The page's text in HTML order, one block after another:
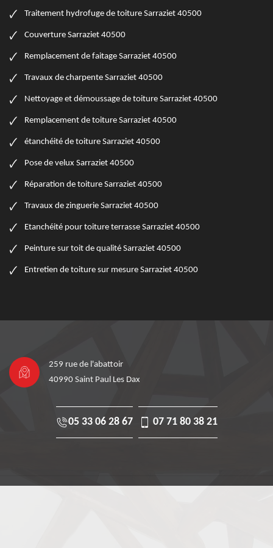
Traitement hydrofuge de toiture Sarraziet 40500
Couverture Sarraziet 40500
Remplacement de faitage Sarraziet 40500
Travaux de charpente Sarraziet 40500
Nettoyage et démoussage de toiture Sarraziet 40500
Remplacement de toiture Sarraziet 40500
étanchéité de toiture Sarraziet 40500
Pose de velux Sarraziet 40500
Réparation de toiture Sarraziet 40500
Travaux de zinguerie Sarraziet 40500
Etanchéité pour toiture terrasse Sarraziet 40500
Peinture sur toit de qualité Sarraziet 40500
Entretien de toiture sur mesure Sarraziet 40500
259 rue de l'abattoir
40990 Saint Paul Les Dax
05 33 06 28 67 07 71 80 38 21